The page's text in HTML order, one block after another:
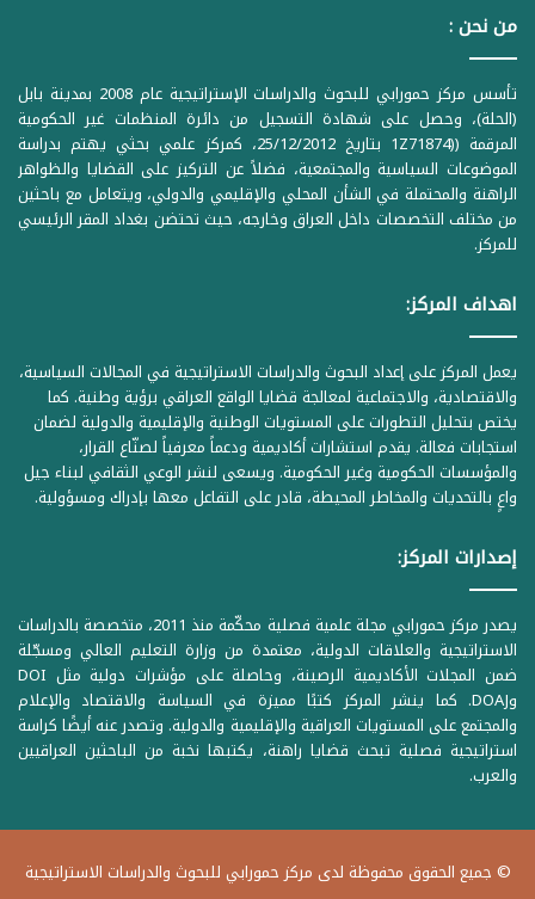
من نحن :
تأسس مركز حمورابي للبحوث والدراسات الإستراتيجية عام 2008 بمدينة بابل
(الحلة)، وحصل على شهادة التسجيل من دائرة المنظمات غير الحكومية
المرقمة ((1Z71874 بتاريخ 25/12/2012، كمركز علمي بحثي يهتم بدراسة
الموضوعات السياسية والمجتمعية، فضلاً عن التركيز على القضايا والظواهر
الراهنة والمحتملة في الشأن المحلي والإقليمي والدولي، ويتعامل مع باحثين
من مختلف التخصصات داخل العراق وخارجه، حيث تحتضن بغداد المقر الرئيسي
للمركز.
اهداف المركز:
يعمل المركز على إعداد البحوث والدراسات الاستراتيجية في المجالات السياسية،
والاقتصادية، والاجتماعية لمعالجة قضايا الواقع العراقي برؤية وطنية. كما
يختص بتحليل التطورات على المستويات الوطنية والإقليمية والدولية لضمان
استجابات فعالة. يقدم استشارات أكاديمية ودعماً معرفياً لصنّاع القرار،
والمؤسسات الحكومية وغير الحكومية. ويسعى لنشر الوعي الثقافي لبناء جيل
واعٍ بالتحديات والمخاطر المحيطة، قادر على التفاعل معها بإدراك ومسؤولية.
إصدارات المركز:
يصدر مركز حمورابي مجلة علمية فصلية محكّمة منذ 2011، متخصصة بالدراسات
الاستراتيجية والعلاقات الدولية، معتمدة من وزارة التعليم العالي ومسجّلة
ضمن المجلات الأكاديمية الرصينة، وحاصلة على مؤشرات دولية مثل DOI
وDOAJ. كما ينشر المركز كتبًا مميزة في السياسة والاقتصاد والإعلام
والمجتمع على المستويات العراقية والإقليمية والدولية. وتصدر عنه أيضًا كراسة
استراتيجية فصلية تبحث قضايا راهنة، يكتبها نخبة من الباحثين العراقيين
والعرب.
© جميع الحقوق محفوظة لدى مركز حمورابي للبحوث والدراسات الاستراتيجية